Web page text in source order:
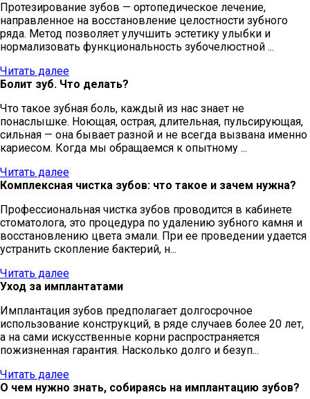
Протезирование зубов — ортопедическое лечение,
направленное на восстановление целостности зубного
ряда. Метод позволяет улучшить эстетику улыбки и
нормализовать функциональность зубочелюстной ...
Читать далее
Болит зуб. Что делать?
Что такое зубная боль, каждый из нас знает не
понаслышке. Ноющая, острая, длительная, пульсирующая,
сильная — она бывает разной и не всегда вызвана именно
кариесом. Когда мы обращаемся к опытному ...
Читать далее
Комплексная чистка зубов: что такое и зачем нужна?
Профессиональная чистка зубов проводится в кабинете
стоматолога, это процедура по удалению зубного камня и
восстановлению цвета эмали. При ее проведении удается
устранить скопление бактерий, н...
Читать далее
Уход за имплантатами
Имплантация зубов предполагает долгосрочное
использование конструкций, в ряде случаев более 20 лет,
а на сами искусственные корни распространяется
пожизненная гарантия. Насколько долго и безуп...
Читать далее
О чем нужно знать, собираясь на имплантацию зубов?